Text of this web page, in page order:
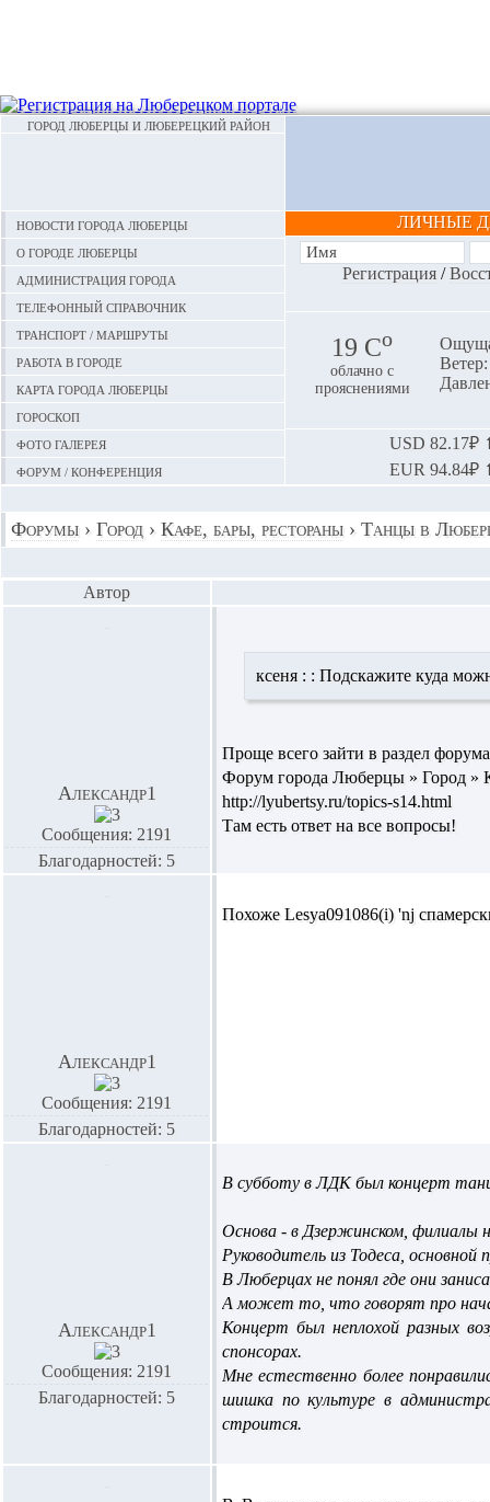
ГОРОД ЛЮБЕРЦЫ И ЛЮБЕРЕЦКИЙ РАЙОН
Новости города Люберцы
О городе Люберцы
Администрация города
Телефонный справочник
Транспорт / маршруты
Работа в городе
Карта города Люберцы
Гороскоп
Фото галерея
Форум / конференция
ЛИЧНЫЕ
Регистрация/
19 Сo
облачно с
прояснениями
USD 82.17₽
EUR 94.84₽
Форумы › Город › Кафе, бары, рестораны › Танцы в
Автор
Александр1
Сообщения: 2191
Благодарностей: 5
ксеня : : Подскажите куда
Проще всего зайти в раздел
Форум города Люберцы » Город »
http://lyubertsy.ru/topics-s14.html
Там есть ответ на все вопросы!
Александр1
Сообщения: 2191
Благодарностей: 5
Похоже Lesya091086(i) 'nj
Александр1
Сообщения: 2191
Благодарностей: 5
В субботу в ЛДК был концерт
Основа - в Дзержинском, филиалы
Руководитель из Тодеса,
В Люберцах не понял где они
А может то, что говорят про
Концерт был неплохой разных
спонсорах.
Мне естественно более
шишка по культуре в
строится.